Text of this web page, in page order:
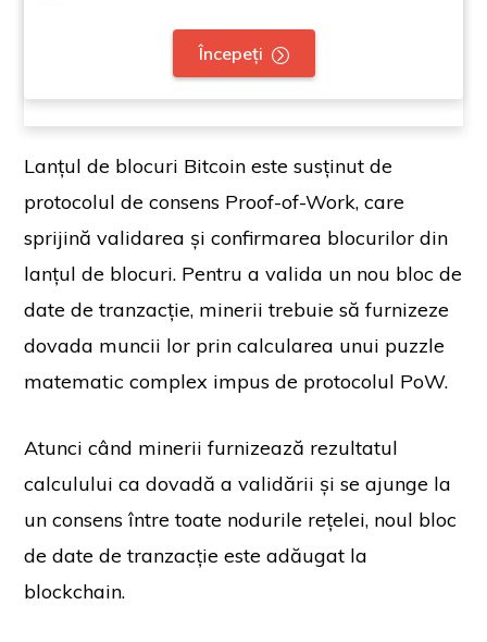
Începeți
Lanțul de blocuri Bitcoin este susținut de
protocolul de consens Proof-of-Work, care
sprijină validarea și confirmarea blocurilor din
lanțul de blocuri. Pentru a valida un nou bloc de
date de tranzacție, minerii trebuie să furnizeze
dovada muncii lor prin calcularea unui puzzle
matematic complex impus de protocolul PoW.
Atunci când minerii furnizează rezultatul
calculului ca dovadă a validării și se ajunge la
un consens între toate nodurile rețelei, noul bloc
de date de tranzacție este adăugat la
blockchain.